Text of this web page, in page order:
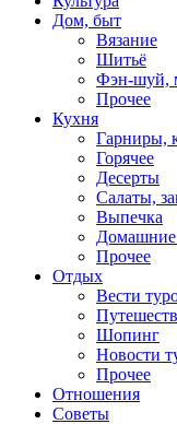
Дом, быт
Вязание
Шитьё
Фэн-шуй,
Прочее
Кухня
Гарниры,
Горячее
Десерты
Салаты,
Выпечка
Домашние
Прочее
Отдых
Вести
Шопинг
Новости
Прочее
Отношения
Советы